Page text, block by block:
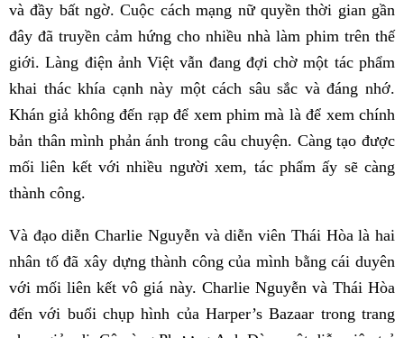
và đầy bất ngờ. Cuộc cách mạng nữ quyền thời gian gần
đây đã truyền cảm hứng cho nhiều nhà làm phim trên thế
giới. Làng điện ảnh Việt vẫn đang đợi chờ một tác phẩm
khai thác khía cạnh này một cách sâu sắc và đáng nhớ.
Khán giả không đến rạp để xem phim mà là để xem chính
bản thân mình phản ánh trong câu chuyện. Càng tạo được
mối liên kết với nhiều người xem, tác phẩm ấy sẽ càng
thành công.
Và đạo diễn Charlie Nguyễn và diễn viên Thái Hòa là hai
nhân tố đã xây dựng thành công của mình bằng cái duyên
với mối liên kết vô giá này. Charlie Nguyễn và Thái Hòa
đến với buổi chụp hình của Harper’s Bazaar trong trang